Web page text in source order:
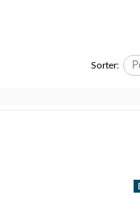
Sorter: